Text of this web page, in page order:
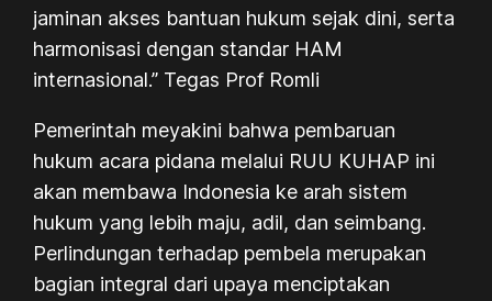
jaminan akses bantuan hukum sejak dini, serta
harmonisasi dengan standar HAM
internasional.” Tegas Prof Romli
Pemerintah meyakini bahwa pembaruan
hukum acara pidana melalui RUU KUHAP ini
akan membawa Indonesia ke arah sistem
hukum yang lebih maju, adil, dan seimbang.
Perlindungan terhadap pembela merupakan
bagian integral dari upaya menciptakan